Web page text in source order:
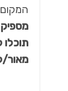
מספיק
תוכלו
מאור/